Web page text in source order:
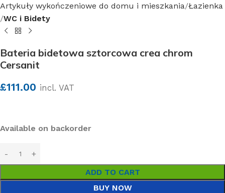
Artykuły wykończeniowe do domu i mieszkania Łazienka
WC i Bidety
Bateria bidetowa sztorcowa crea chrom
Cersanit
£111.00 incl. VAT
Available on backorder
ADD TO CART
BUY NOW